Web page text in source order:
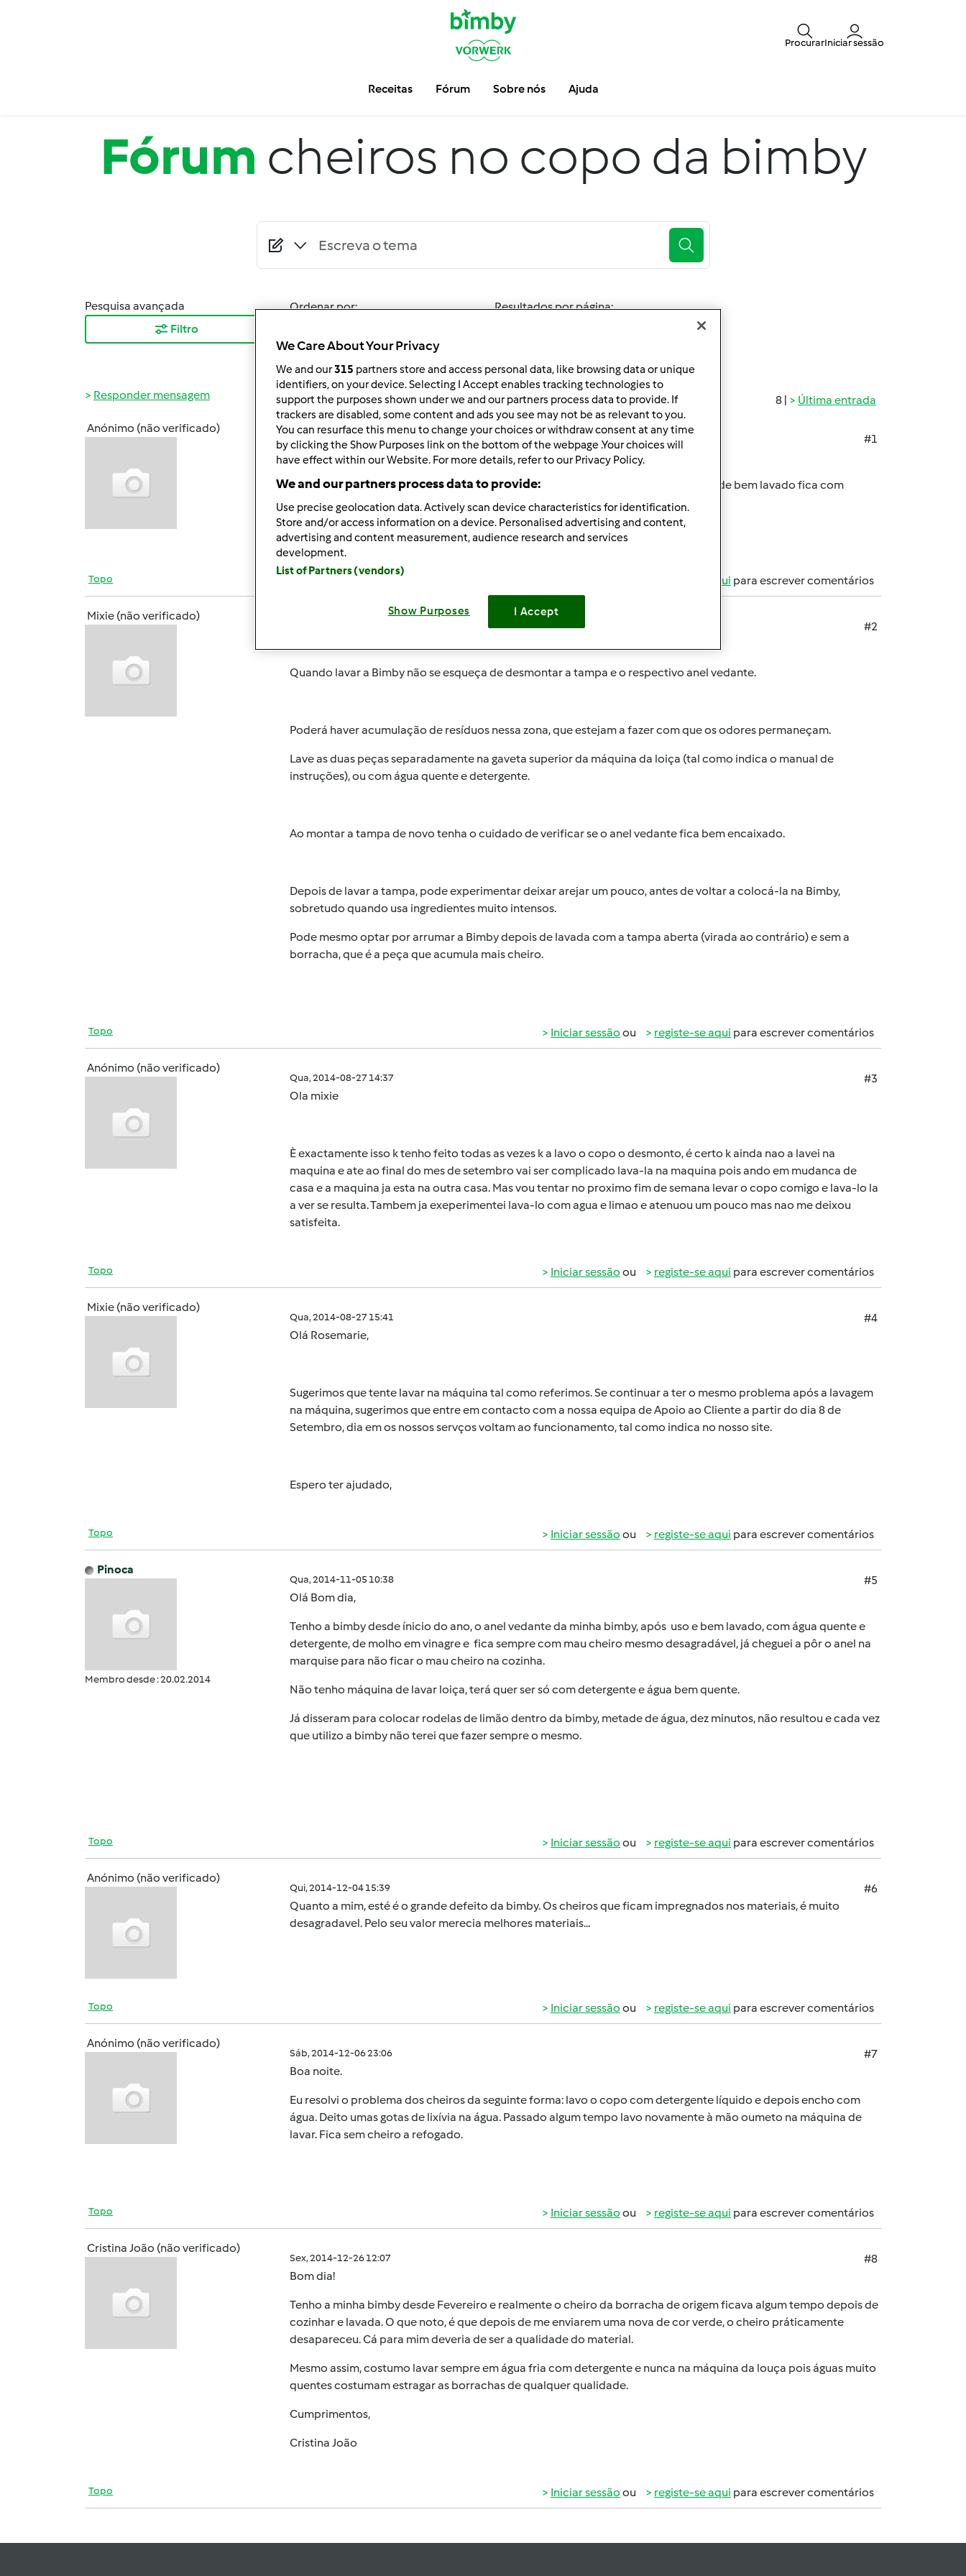
ProcurarIniciar sessão
Receitas Fórum Sobre nós Ajuda
Fórum cheiros no copo da bimby
Pesquisa avançada
Filtro
Ordenar por:
Resultados por página:
8 | Última entrada
Responder mensagem
Anónimo (não verificado)
Ter, 2014-08-26 15:36
#1
Ola boa tarde a todos
Tenho uma questao k gostaria que me ajudassem, o copo da bimby mesmo depois de bem lavado fica com
cheiros de refogado...como posso solucionar isso?
Topo registe-se aqui para escrever comentários
Mixie (não verificado)
#2
Quando lavar a Bimby não se esqueça de desmontar a tampa e o respectivo anel vedante.
Poderá haver acumulação de resíduos nessa zona, que estejam a fazer com que os odores permaneçam.
Lave as duas peças separadamente na gaveta superior da máquina da loiça (tal como indica o manual de
instruções), ou com água quente e detergente.
Ao montar a tampa de novo tenha o cuidado de verificar se o anel vedante fica bem encaixado.
Depois de lavar a tampa, pode experimentar deixar arejar um pouco, antes de voltar a colocá-la na Bimby,
sobretudo quando usa ingredientes muito intensos.
Pode mesmo optar por arrumar a Bimby depois de lavada com a tampa aberta (virada ao contrário) e sem a
borracha, que é a peça que acumula mais cheiro.
Topo Iniciar sessão ou registe-se aqui para escrever comentários
Anónimo (não verificado)
Qua, 2014-08-27 14:37
#3
Ola mixie
È exactamente isso k tenho feito todas as vezes k a lavo o copo o desmonto, é certo k ainda nao a lavei na
maquina e ate ao final do mes de setembro vai ser complicado lava-la na maquina pois ando em mudanca de
casa e a maquina ja esta na outra casa. Mas vou tentar no proximo fim de semana levar o copo comigo e lava-lo la
a ver se resulta. Tambem ja exeperimentei lava-lo com agua e limao e atenuou um pouco mas nao me deixou
satisfeita.
Topo Iniciar sessão ou registe-se aqui para escrever comentários
Mixie (não verificado)
Qua, 2014-08-27 15:41
#4
Olá Rosemarie,
Sugerimos que tente lavar na máquina tal como referimos. Se continuar a ter o mesmo problema após a lavagem
na máquina, sugerimos que entre em contacto com a nossa equipa de Apoio ao Cliente a partir do dia 8 de
Setembro, dia em os nossos servços voltam ao funcionamento, tal como indica no nosso site.
Espero ter ajudado,
Topo Iniciar sessão ou registe-se aqui para escrever comentários
Pinoca
Membro desde : 20.02.2014
Qua, 2014-11-05 10:38
#5
Olá Bom dia,
Tenho a bimby desde ínicio do ano, o anel vedante da minha bimby, após uso e bem lavado, com água quente e
detergente, de molho em vinagre e fica sempre com mau cheiro mesmo desagradável, já cheguei a pôr o anel na
marquise para não ficar o mau cheiro na cozinha.
Não tenho máquina de lavar loiça, terá quer ser só com detergente e água bem quente.
Já disseram para colocar rodelas de limão dentro da bimby, metade de água, dez minutos, não resultou e cada vez
que utilizo a bimby não terei que fazer sempre o mesmo.
Topo Iniciar sessão ou registe-se aqui para escrever comentários
Anónimo (não verificado)
Qui, 2014-12-04 15:39
#6
Quanto a mim, esté é o grande defeito da bimby. Os cheiros que ficam impregnados nos materiais, é muito
desagradavel. Pelo seu valor merecia melhores materiais...
Topo Iniciar sessão ou registe-se aqui para escrever comentários
Anónimo (não verificado)
Sáb, 2014-12-06 23:06
#7
Boa noite.
Eu resolvi o problema dos cheiros da seguinte forma: lavo o copo com detergente líquido e depois encho com
água. Deito umas gotas de lixívia na água. Passado algum tempo lavo novamente à mão oumeto na máquina de
lavar. Fica sem cheiro a refogado.
Topo Iniciar sessão ou registe-se aqui para escrever comentários
Cristina João (não verificado)
Sex, 2014-12-26 12:07
#8
Bom dia!
Tenho a minha bimby desde Fevereiro e realmente o cheiro da borracha de origem ficava algum tempo depois de
cozinhar e lavada. O que noto, é que depois de me enviarem uma nova de cor verde, o cheiro práticamente
desapareceu. Cá para mim deveria de ser a qualidade do material.
Mesmo assim, costumo lavar sempre em água fria com detergente e nunca na máquina da louça pois águas muito
quentes costumam estragar as borrachas de qualquer qualidade.
Cumprimentos,
Cristina João
Topo Iniciar sessão ou registe-se aqui para escrever comentários
We Care About Your Privacy
We and our315 partners store and access personal data, like browsing data or unique
identifiers, on your device. Selecting I Accept enables tracking technologies to
support the purposes shown under we and our partners process data to provide. If
trackers are disabled, some content and ads you see may not be as relevant to you.
You can resurface this menu to change your choices or withdraw consent at any time
by clicking the Show Purposes link on the bottom of the webpage .Your choices will
have effect within our Website. For more details, refer to our Privacy Policy.
We and our partners process data to provide:
Use precise geolocation data. Actively scan device characteristics for identification.
Store and/or access information on a device. Personalised advertising and content,
advertising and content measurement, audience research and services
development.
List of Partners (vendors)
Show Purposes I Accept